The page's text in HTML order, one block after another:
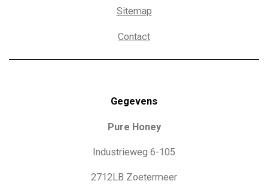
Sitemap
Contact
Gegevens
Pure Honey
Industrieweg 6-105
2712LB Zoetermeer